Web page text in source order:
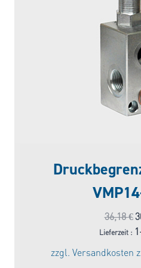
36,18€
Lieferzeit :
zzgl. Versandkosten